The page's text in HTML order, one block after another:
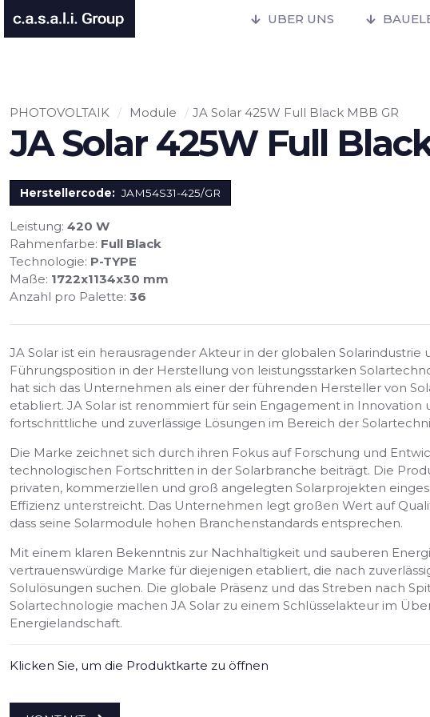
UBER UNS
PHOTOVOLTAIK / Module / JA Solar 425W Full Black MBB GR
JA Solar 425W Full
Herstellercode: JAM54S31-425/GR
Leistung: 420 W
Rahmenfarbe: Full Black
Technologie: P-TYPE
Maße: 1722x1134x30 mm
Anzahl pro Palette: 36
JA Solar ist ein herausragender Akteur in der globalen Solarindustrie
Führungsposition in der Herstellung von leistungsstarken
hat sich das Unternehmen als einer der führenden Hersteller von
etabliert. JA Solar ist renommiert für sein Engagement in
fortschrittliche und zuverlässige Lösungen im Bereich der
Die Marke zeichnet sich durch ihren Fokus auf Forschung und
technologischen Fortschritten in der Solarbranche beiträgt. Die
privaten, kommerziellen und groß angelegten Solarprojekten
Effizienz unterstreicht. Das Unternehmen legt großen Wert auf
dass seine Solarmodule hohen Branchenstandards entsprechen.
Mit einem klaren Bekenntnis zur Nachhaltigkeit und sauberen
vertrauenswürdige Marke für diejenigen etabliert, die nach
Solulösungen suchen. Die globale Präsenz und das Streben nach
Solartechnologie machen JA Solar zu einem Schlüsselakteur im
Energielandschaft.
Klicken Sie, um die Produktkarte zu öffnen